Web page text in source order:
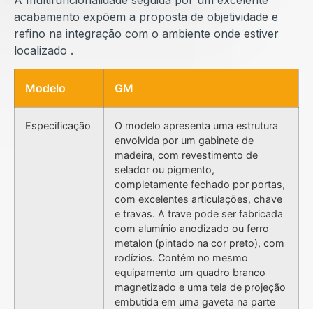
acabamento expõem a proposta de objetividade e
refino na integração com o ambiente onde estiver
localizado .
Modelo GM
Especificação
O modelo apresenta uma estrutura
envolvida por um gabinete de
madeira, com revestimento de
selador ou pigmento,
completamente fechado por portas,
com excelentes articulações, chave
e travas. A trave pode ser fabricada
com alumínio anodizado ou ferro
metalon (pintado na cor preto), com
rodízios. Contém no mesmo
equipamento um quadro branco
magnetizado e uma tela de projeção
embutida em uma gaveta na parte